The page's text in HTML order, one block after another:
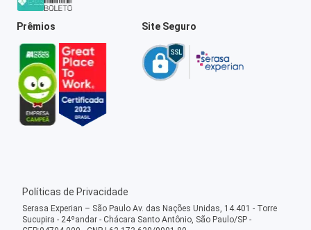
Prêmios Site Seguro
Políticas de Privacidade
Serasa Experian – São Paulo Av. das Nações Unidas, 14.401 - Torre
Sucupira - 24ºandar - Chácara Santo Antônio, São Paulo/SP -